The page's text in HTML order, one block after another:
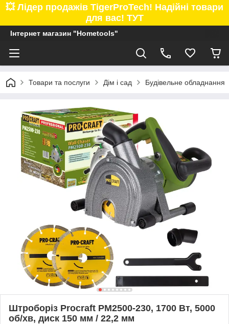
💥 Лідер продажів TigerProTech! Надійні товари
для вас! ТУТ
Інтернет магазин "Hometools"
Товари та послуги Дім і сад Будівельне обладнання
Штроборіз Procraft PM2500-230, 1700 Вт, 5000
об/хв, диск 150 мм / 22,2 мм